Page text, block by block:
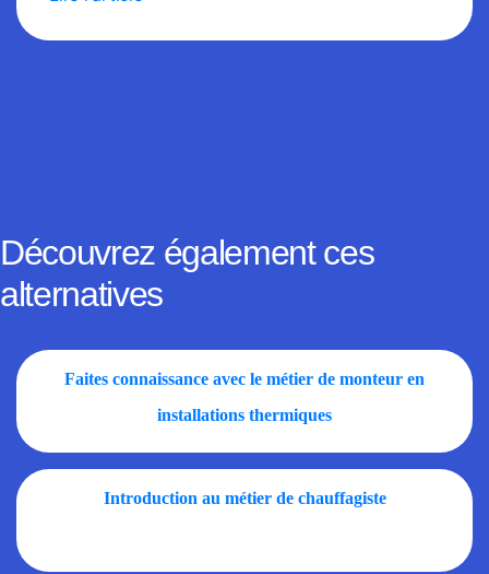
Découvrez également ces
alternatives
Faites connaissance avec le métier de monteur en
installations thermiques
Introduction au métier de chauffagiste